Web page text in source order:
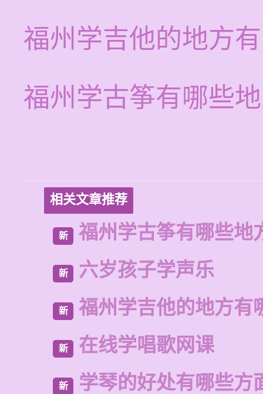
福州学吉他的地方
福州学古筝有哪些
相关文章推荐
新 福州学古筝有哪些地
新 六岁孩子学声乐
新 福州学吉他的地方有
新 在线学唱歌网课
新 学琴的好处有哪些方